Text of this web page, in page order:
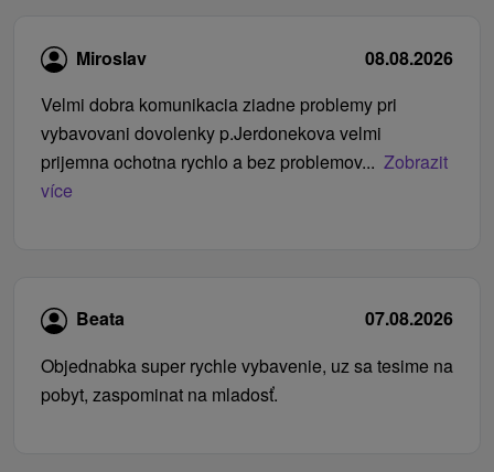
Miroslav
08.08.2026
Velmi dobra komunikacia ziadne problemy pri
vybavovani dovolenky p.Jerdonekova velmi
prijemna ochotna rychlo a bez problemov... Zobrazit
více
Beata
07.08.2026
Objednabka super rychle vybavenie, uz sa tesime na
pobyt, zaspominat na mladosť.